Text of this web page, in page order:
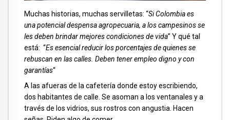
Muchas historias, muchas servilletas: “Si Colombia es
una potencial despensa agropecuaria, a los campesinos se
les deben brindar mejores condiciones de vida” Y qué tal
está: “Es esencial reducir los porcentajes de quienes se
rebuscan en las calles. Deben tener empleo digno y con
garantías“
A las afueras de la cafetería donde estoy escribiendo,
dos habitantes de calle. Se asoman a los ventanales y a
través de los vidrios, sus rostros con angustia. Hacen